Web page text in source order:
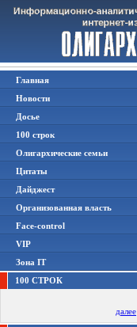
Главная
Новости
Досье
100 строк
Олигархические семьи
Цитаты
Дайджест
Организованная власть
Face-control
VIP
Зона IT
100 СТРОК
далее